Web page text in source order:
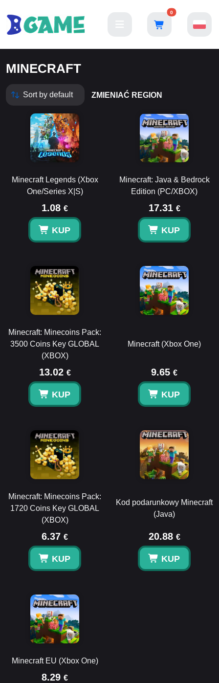
0
MINECRAFT
ZMIENIAĆ REGION
Minecraft Legends (Xbox
One/Series X|S)
1.08 €
KUP
Minecraft: Java & Bedrock
Edition (PC/XBOX)
17.31 €
KUP
Minecraft: Minecoins Pack:
3500 Coins Key GLOBAL
(XBOX)
13.02 €
KUP
Minecraft (Xbox One)
9.65 €
KUP
Minecraft: Minecoins Pack:
1720 Coins Key GLOBAL
(XBOX)
6.37 €
KUP
Kod podarunkowy Minecraft
(Java)
20.88 €
KUP
Minecraft EU (Xbox One)
8.29 €